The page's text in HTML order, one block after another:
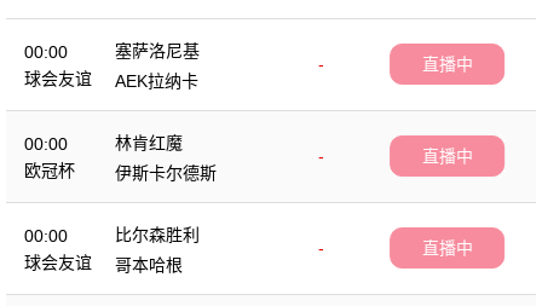
00:00
球会友谊
塞萨洛尼基
-
AEK拉纳卡
直播中
00:00
欧冠杯
林肯红魔
-
伊斯卡尔德斯
直播中
00:00
球会友谊
比尔森胜利
-
哥本哈根
直播中